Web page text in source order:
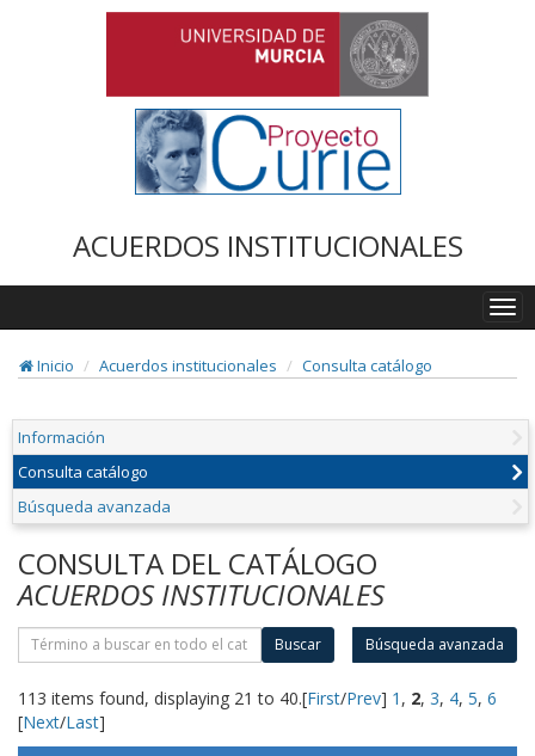
ACUERDOS INSTITUCIONALES
Inicio
Acuerdos institucionales Consulta catálogo
Información
Consulta catálogo
Búsqueda avanzada
CONSULTA DEL CATÁLOGO
ACUERDOS INSTITUCIONALES
Buscar Búsqueda avanzada
113 items found, displaying 21 to 40.[First/Prev] 1 , 2, 3, 4, 5, 6
[Next/Last]